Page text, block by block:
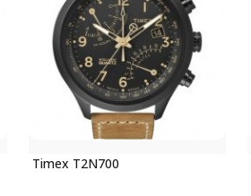
Timex T2N700